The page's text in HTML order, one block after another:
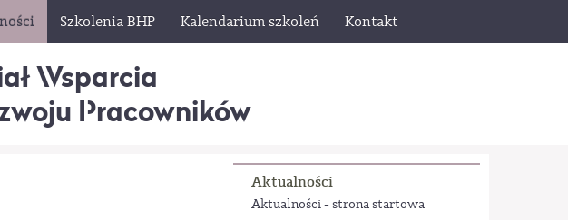
Szkolenia BHP Kalendarium szkoleń Kontakt
Wsparcia
Pracowników
Aktualności
Aktualności - strona startowa